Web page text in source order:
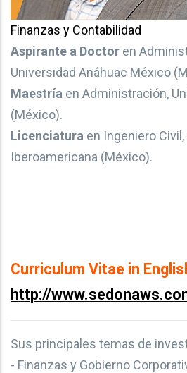
Finanzas y Contabilidad
Aspirante a Doctor en
Universidad Anáhuac México
Maestría en Administración,
(México).
Licenciatura en Ingeniero
Iberoamericana (México).
Curriculum Vitae in
http://
Sus principales temas de
- Finanzas y Gobierno